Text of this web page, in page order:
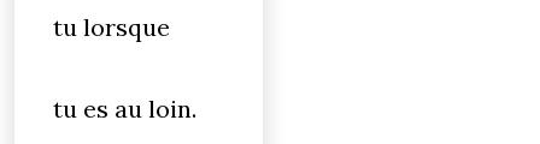
tu lorsque
tu es au loin.